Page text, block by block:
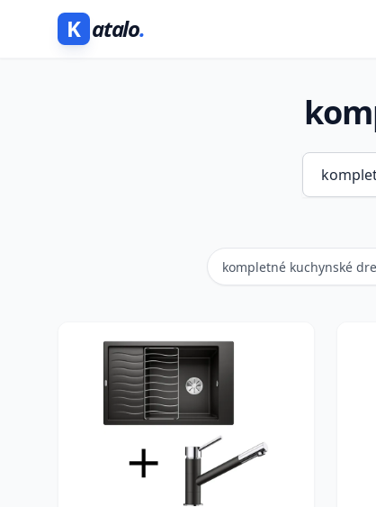
K atalo.
kompletné kuchynské